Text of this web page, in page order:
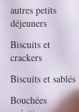
autres petits
déjeuners
Biscuits et
crackers
Biscuits et sablés
Bouchées